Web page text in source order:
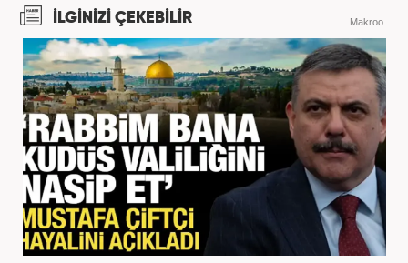
İLGİNİZİ ÇEKEBİLİR Makroo